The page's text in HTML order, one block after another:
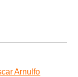
Arnulfo